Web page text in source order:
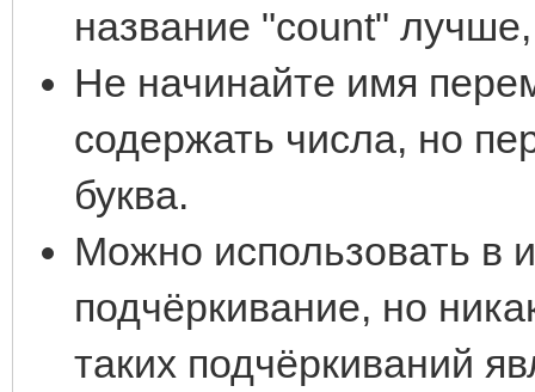
название "count"
Не начинайте имя
содержать числа, но
буква.
Можно использовать в
подчёркивание, но
таких подчёркиваний